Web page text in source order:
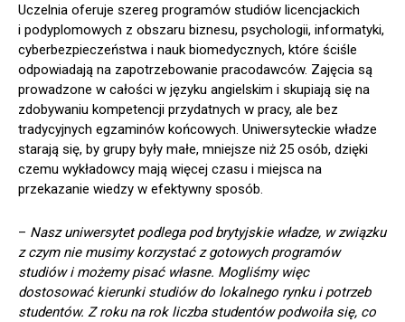
Uczelnia oferuje szereg programów studiów licencjackich
i podyplomowych z obszaru biznesu, psychologii, informatyki,
cyberbezpieczeństwa i nauk biomedycznych, które ściśle
odpowiadają na zapotrzebowanie pracodawców. Zajęcia są
prowadzone w całości w języku angielskim i skupiają się na
zdobywaniu kompetencji przydatnych w pracy, ale bez
tradycyjnych egzaminów końcowych. Uniwersyteckie władze
starają się, by grupy były małe, mniejsze niż 25 osób, dzięki
czemu wykładowcy mają więcej czasu i miejsca na
przekazanie wiedzy w efektywny sposób.
– Nasz uniwersytet podlega pod brytyjskie władze, w związku
z czym nie musimy korzystać z gotowych programów
studiów i możemy pisać własne. Mogliśmy więc
dostosować kierunki studiów do lokalnego rynku i potrzeb
studentów. Z roku na rok liczba studentów podwoiła się, co